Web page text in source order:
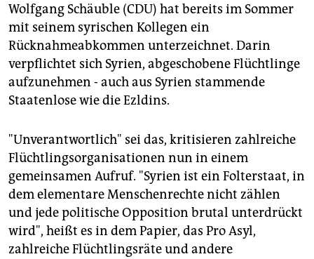
Wolfgang Schäuble (CDU) hat bereits im Sommer
mit seinem syrischen Kollegen ein
Rücknahmeabkommen unterzeichnet. Darin
verpflichtet sich Syrien, abgeschobene Flüchtlinge
aufzunehmen - auch aus Syrien stammende
Staatenlose wie die Ezldins.
"Unverantwortlich" sei das, kritisieren zahlreiche
Flüchtlingsorganisationen nun in einem
gemeinsamen Aufruf. "Syrien ist ein Folterstaat, in
dem elementare Menschenrechte nicht zählen
und jede politische Opposition brutal unterdrückt
wird", heißt es in dem Papier, das Pro Asyl,
zahlreiche Flüchtlingsräte und andere